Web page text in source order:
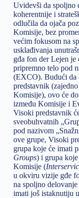
Uvidevši da spoljno
koherentnije i
odlučila da ojača
Komisije, bez
većim fokusom na
usklađivanja
gđa fon der Lejen
pripremno telo pod
(EXCO). Budući da
predstavnik
Komisije), ovo će
između Komisije i
Visoki predstavnik
sveobuhvatnih
pod nazivom
ove grupe, Visoki
grupa koje će imati
Groups) i grupa
Komisije (
u okviru vizije gđe
na spoljno
imati još istaknutiju